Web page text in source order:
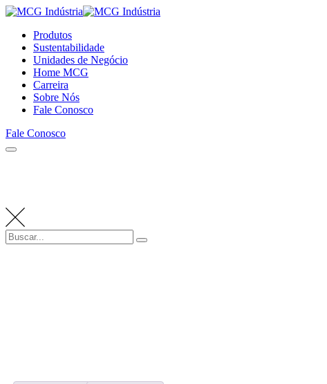
Produtos
Sustentabilidade
Unidades de Negócio
Home MCG
Carreira
Sobre Nós
Fale Conosco
Fale Conosco